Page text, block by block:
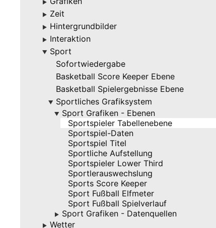
▶
▶ Zeit
▶ Hintergrundbilder
▶ Interaktion
▶
Sport
Sofortwiedergabe
Basketball Score Keeper Ebene
Basketball Spielergebnisse Ebene
▶ Sportliches Grafiksystem
▶
Sport Grafiken - Ebenen
Sportspieler Tabellenebene
Sportspiel-Daten
Sportspiel Titel
Sportliche Aufstellung
Sportspieler Lower Third
Sportlerauswechslung
Sports Score Keeper
Sport Fußball Elfmeter
Sport Fußball Spielverlauf
▶ Sport Grafiken - Datenquellen
▶ Wetter